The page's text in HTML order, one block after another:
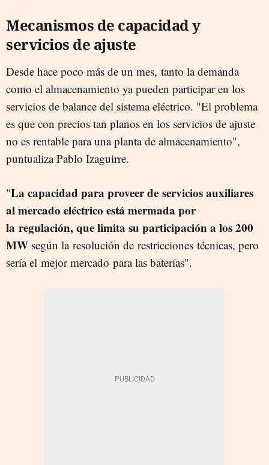
Mecanismos de capacidad y
servicios de ajuste
Desde hace poco más de un mes, tanto la demanda
como el almacenamiento ya pueden participar en los
servicios de balance del sistema eléctrico. "El problema
es que con precios tan planos en los servicios de ajuste
no es rentable para una planta de almacenamiento",
puntualiza Pablo Izaguirre.
"La capacidad para proveer de servicios auxiliares
al mercado eléctrico está mermada por
la regulación, que limita su participación a los 200
MW según la resolución de restricciones técnicas, pero
sería el mejor mercado para las baterías".